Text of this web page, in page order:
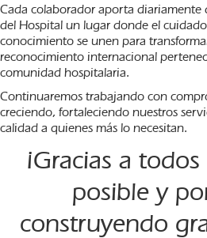
Cada colaborador aporta diariamente
del Hospital un lugar donde el
conocimiento se unen para
reconocimiento internacional
comunidad hospitalaria.
Continuaremos trabajando con
creciendo, fortaleciendo nuestros
calidad a quienes más lo necesitan.
¡Gracias a
posible y
construyendo